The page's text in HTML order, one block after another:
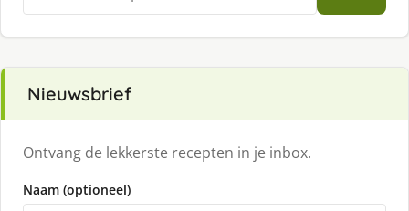
naar:
Nieuwsbrief
Ontvang de lekkerste recepten in je inbox.
Naam (optioneel)